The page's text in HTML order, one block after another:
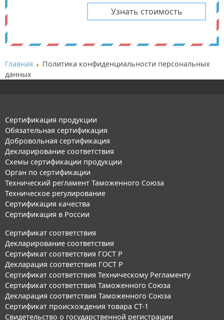
Главная
Политика конфиденциальности персональных
данных
Сертификация продукции
Обязательная сертификация
Добровольная сертификация
Декларирование соответствия
Схемы сертификации продукции
Орган по сертификации
Технический регламент Таможенного Союза
Техническое регулирование
Сертификация качества
Сертификация в России
Сертификат соответствия
Декларирование соответствия
Сертификат соответствия ГОСТ Р
Декларация соответствия ГОСТ Р
Сертификат соответствия Техническому Регламенту
Сертификат соответствия Таможенного Союза
Декларация соответствия Таможенного Союза
Сертификат происхождения товара СТ-1
Свидетельство о государственной регистрации